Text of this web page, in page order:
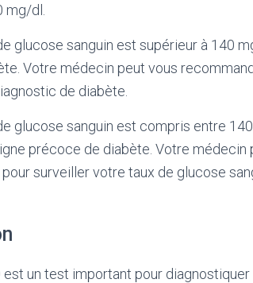
dl.
glucose sanguin est supérieur à 140
Votre médecin peut vous
de diabète.
glucose sanguin est compris entre
précoce de diabète. Votre
pour surveiller votre taux de glucose
est un test important pour